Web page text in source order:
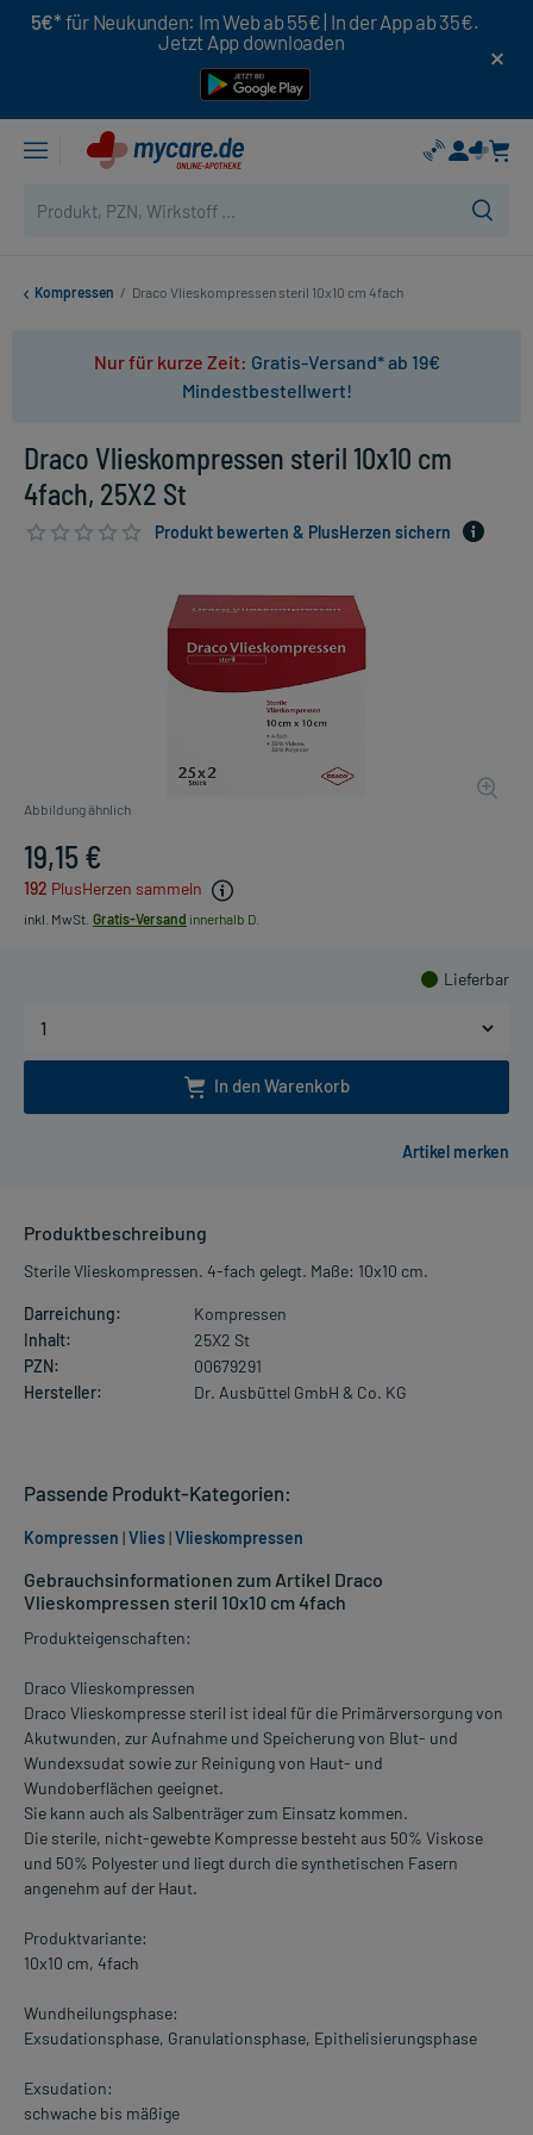
5€* für Neukunden: Im Web ab 55€ | In der App ab 35€.
Jetzt App downloaden
Kompressen / Draco Vlieskompressen steril 10x10 cm 4fach
Nur für kurze Zeit: Gratis-Versand* ab 19€
Mindestbestellwert!
Draco Vlieskompressen steril 10x10 cm
4fach, 25X2 St
Produkt bewerten & PlusHerzen sichern
Abbildung ähnlich
19,15 €
192 PlusHerzen sammeln
inkl. MwSt. Gratis-Versand innerhalb D.
Lieferbar
In den Warenkorb
Produktbeschreibung
Sterile Vlieskompressen. 4-fach gelegt. Maße: 10x10 cm.
Darreichung:
Kompressen
Inhalt:
25X2 St
PZN:
00679291
Hersteller:
Dr. Ausbüttel GmbH & Co. KG
Gebrauchsinformationen zum Artikel Draco
Vlieskompressen steril 10x10 cm 4fach
Produkteigenschaften:
Draco Vlieskompressen
Draco Vlieskompresse steril ist ideal für die Primärversorgung von
Akutwunden, zur Aufnahme und Speicherung von Blut- und
Wundexsudat sowie zur Reinigung von Haut- und
Wundoberflächen geeignet.
Sie kann auch als Salbenträger zum Einsatz kommen.
Die sterile, nicht-gewebte Kompresse besteht aus 50% Viskose
und 50% Polyester und liegt durch die synthetischen Fasern
angenehm auf der Haut.
Produktvariante:
10x10 cm, 4fach
Wundheilungsphase:
Exsudationsphase, Granulationsphase, Epithelisierungsphase
Exsudation:
schwache bis mäßige
Passende Produkt-Kategorien:
Kompressen |Vlies|Vlieskompressen